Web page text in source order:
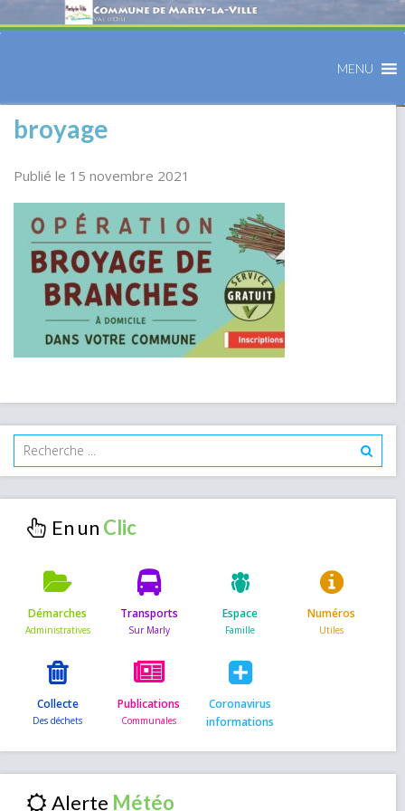
MENU
broyage
Publié le 15 novembre 2021
En un
Démarches Transports Espace Numéros
Collecte Publications
Coronavirus
informations
Alerte